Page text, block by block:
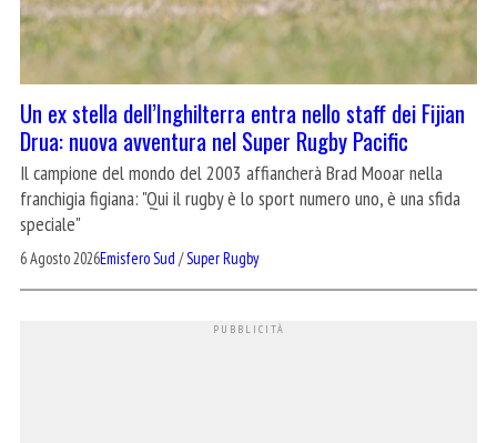
Un ex stella dell’Inghilterra entra nello staff dei Fijian
Drua: nuova avventura nel Super Rugby Pacific
Il campione del mondo del 2003 affiancherà Brad Mooar nella
franchigia figiana: "Qui il rugby è lo sport numero uno, è una sfida
speciale"
6 Agosto 2026Emisfero Sud /Super Rugby